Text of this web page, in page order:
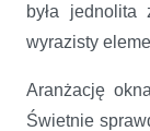
była jednolita
wyrazisty
Aranżację
Świetnie